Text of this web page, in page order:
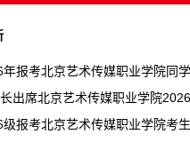
报考北京艺术传媒职业学院同
出席北京艺术传媒职业学院
报考北京艺术传媒职业学院考